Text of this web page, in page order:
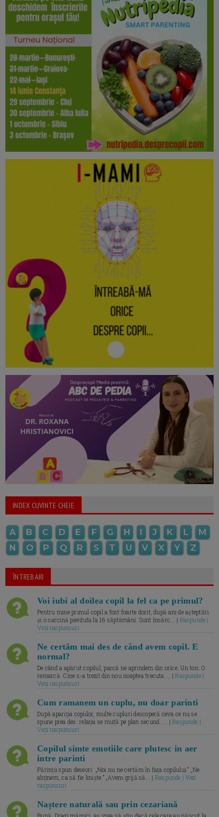
INDEX CUVINTE CHEIE
A B C D E F G H I J K L
M
N
O P Q R S T U V X Y Z
ÎNTREBARI
Voi iubi al doilea copil la fel ca pe primul?
Pentru mine primul copil a fost foarte dorit, după ani de așteptări
și o sarcină pierduta la 16 săptămâni. Sunt însărc... | Raspunde |
Vezi raspunsuri
Ne certăm mai des de când avem copil. E
normal?
De când a apărut copilul, parcă ne aprindem din orice. Un ton. O
remarcă. Cine s-a trezit din nou noaptea trecuta.... |Raspunde |
Vezi raspunsuri
Cum ramanem un cuplu, nu doar parinti
După apariția copiilor, multe cupluri descoperă ceva ce nu se
spune prea des: relația se mută pe plan secund. ... |Raspunde |
Vezi raspunsuri
Copilul simte emotiile care plutesc in aer
intre parinti
Părinții spun deseori: „Noi nu ne certăm în fața copilului.” „Ne
abținem, ca să fie liniște.” „Avem grijă să... | Raspunde | Vezi
raspunsuri
Naștere naturală sau prin cezariană